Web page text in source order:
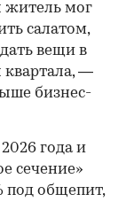
житель мог
салатом,
вещи в
квартала, —
бизнес-
года и
сечение»
под общепит,